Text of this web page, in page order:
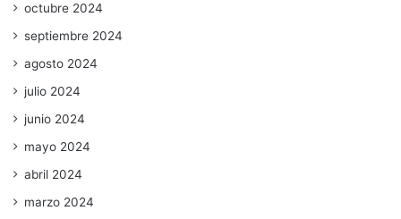
octubre 2024
septiembre 2024
agosto 2024
julio 2024
junio 2024
mayo 2024
abril 2024
marzo 2024